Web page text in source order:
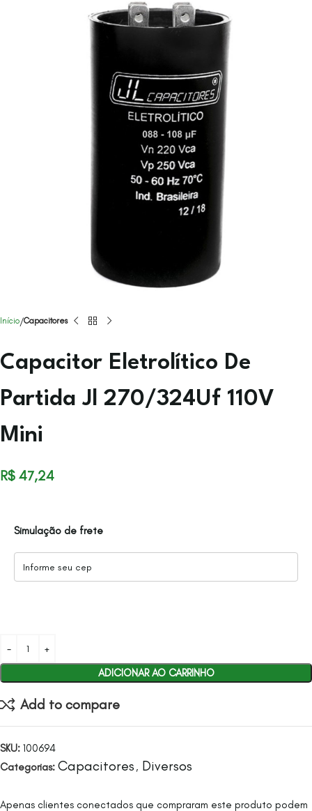
Início Capacitores
Capacitor Eletrolítico De
Partida Jl 270/324Uf 110V
Mini
R$ 47,24
Simulação de frete
ADICIONAR AO CARRINHO
Add to compare
SKU: 100694
Categorias: Capacitores , Diversos
Apenas clientes conectados que compraram este produto podem